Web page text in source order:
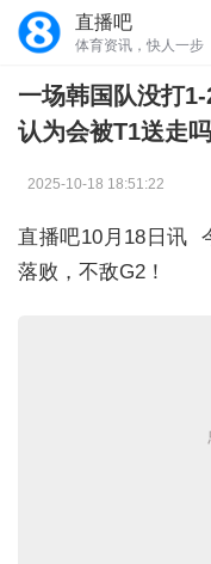
直播吧
体育资讯，快人一步
一场韩国队没打
认为会被T1送走吗
2025-10-18 18:51:22
直播吧10月18日讯
落败，不敌G2！